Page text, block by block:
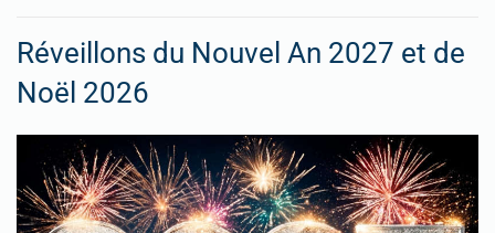
Réveillons du Nouvel An 2027 et de
Noël 2026